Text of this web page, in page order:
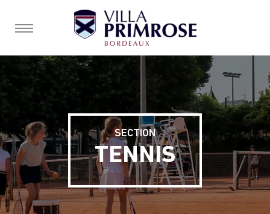
SECTION
TENNIS